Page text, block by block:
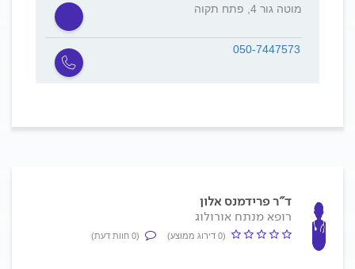
מוטה גור 4, פתח תקוה
050-7447573
ד"ר פרידמנס אלון
רופא מנתח אורולוג
(0 דירוג ממוצע) (0 חוות דעת)